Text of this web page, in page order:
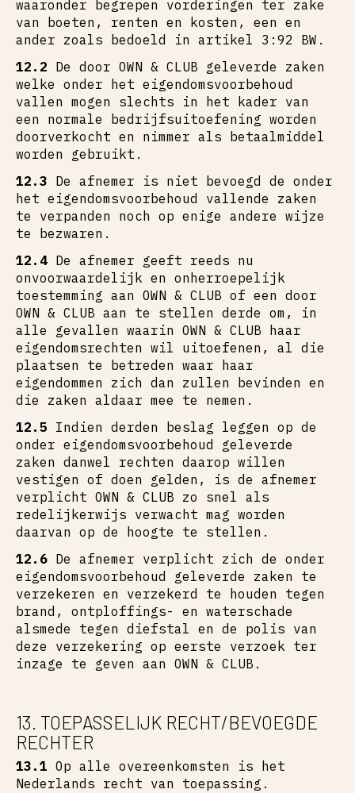
waaronder begrepen vorderingen ter zake
van boeten, renten en kosten, een en
ander zoals bedoeld in artikel 3:92 BW.
12.2 De door OWN & CLUB geleverde zaken
welke onder het eigendomsvoorbehoud
vallen mogen slechts in het kader van
een normale bedrijfsuitoefening worden
doorverkocht en nimmer als betaalmiddel
worden gebruikt.
12.3 De afnemer is niet bevoegd de onder
het eigendomsvoorbehoud vallende zaken
te verpanden noch op enige andere wijze
te bezwaren.
12.4 De afnemer geeft reeds nu
onvoorwaardelijk en onherroepelijk
toestemming aan OWN & CLUB of een door
OWN & CLUB aan te stellen derde om, in
alle gevallen waarin OWN & CLUB haar
eigendomsrechten wil uitoefenen, al die
plaatsen te betreden waar haar
eigendommen zich dan zullen bevinden en
die zaken aldaar mee te nemen.
12.5 Indien derden beslag leggen op de
onder eigendomsvoorbehoud geleverde
zaken danwel rechten daarop willen
vestigen of doen gelden, is de afnemer
verplicht OWN & CLUB zo snel als
redelijkerwijs verwacht mag worden
daarvan op de hoogte te stellen.
12.6 De afnemer verplicht zich de onder
eigendomsvoorbehoud geleverde zaken te
verzekeren en verzekerd te houden tegen
brand, ontploffings- en waterschade
alsmede tegen diefstal en de polis van
deze verzekering op eerste verzoek ter
inzage te geven aan OWN & CLUB.
13. TOEPASSELIJK RECHT/BEVOEGDE
RECHTER
13.1 Op alle overeenkomsten is het
Nederlands recht van toepassing.